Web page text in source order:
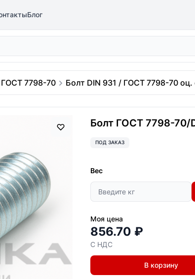
Блог
ГОСТ 7798-70 Болт DIN 931 / ГОСТ 7798-70 оц.
Болт ГОСТ 7798-70/
ПОД ЗАКАЗ
Вес
Моя цена
856.70 ₽
С НДС
В корзину